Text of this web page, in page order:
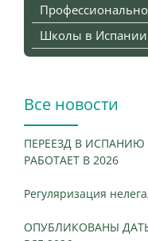
Школы в Испании
Все новости
ПЕРЕЕЗД В ИСПАНИЮ
РАБОТАЕТ В 2026
Регуляризация
ОПУБЛИКОВАНЫ